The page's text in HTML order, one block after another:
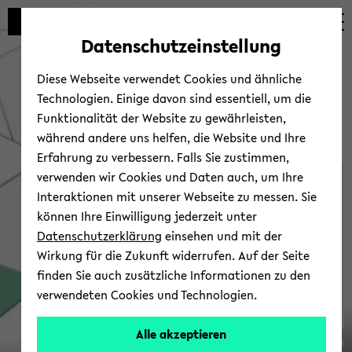
Automatische
vermeiden
zum
wechseln
zum
wechseln
zum
wechseln
Ver­an­stal­tun­gen
SFB
Datenschutzeinstellung
Diese Webseite verwendet Cookies und ähnliche
Technologien. Einige davon sind essentiell, um die
Funktionalität der Website zu gewährleisten,
während andere uns helfen, die Website und Ihre
Erfahrung zu verbessern. Falls Sie zustimmen,
verwenden wir Cookies und Daten auch, um Ihre
Interaktionen mit unserer Webseite zu messen. Sie
können Ihre Einwilligung jederzeit unter
Datenschutzerklärung einsehen und mit der
Wirkung für die Zukunft widerrufen. Auf der Seite
finden Sie auch zusätzliche Informationen zu den
verwendeten Cookies und Technologien.
Alle akzeptieren